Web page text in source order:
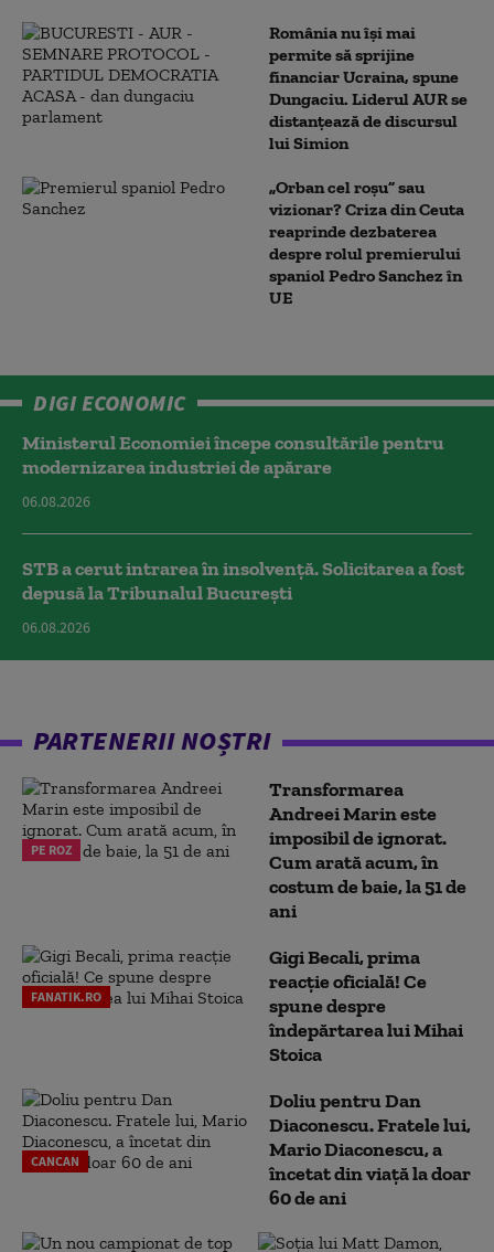
România nu își mai
permite să sprijine
financiar Ucraina, spune
Dungaciu. Liderul AUR se
distanțează de discursul
lui Simion
„Orban cel roșu” sau
vizionar? Criza din Ceuta
reaprinde dezbaterea
despre rolul premierului
spaniol Pedro Sanchez în
UE
DIGI ECONOMIC
Ministerul Economiei începe consultările pentru
modernizarea industriei de apărare
06.08.2026
STB a cerut intrarea în insolvență. Solicitarea a fost
depusă la Tribunalul București
06.08.2026
PARTENERII NOȘTRI
PE ROZ
Transformarea
Andreei Marin este
imposibil de ignorat.
Cum arată acum, în
costum de baie, la 51 de
ani
FANATIK.RO
Gigi Becali, prima
reacție oficială! Ce
spune despre
îndepărtarea lui Mihai
Stoica
CANCAN
Doliu pentru Dan
Diaconescu. Fratele lui,
Mario Diaconescu, a
încetat din viață la doar
60 de ani